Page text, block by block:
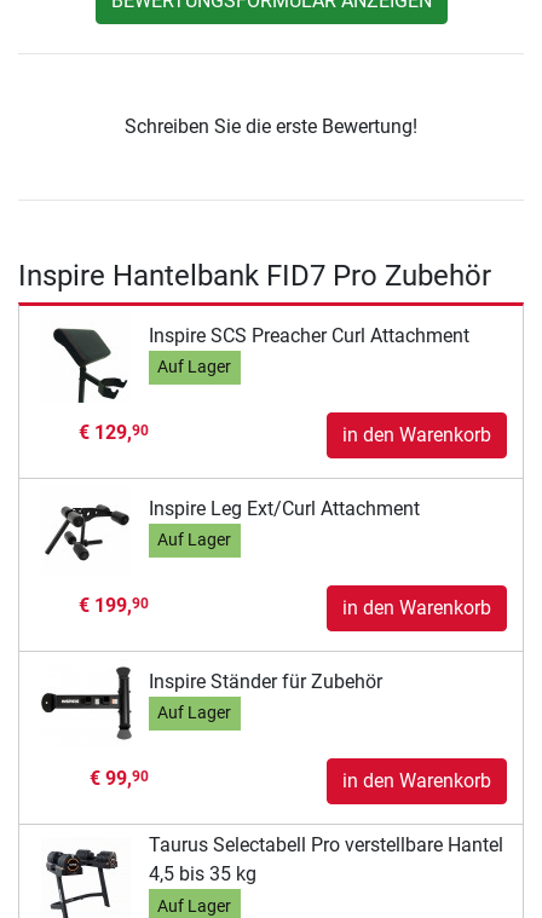
Schreiben Sie die erste Bewertung!
Inspire Hantelbank FID7 Pro Zubehör
Inspire SCS Preacher Curl Attachment
Auf Lager
€ 129,90 in den Warenkorb
Inspire Leg Ext/Curl Attachment
Auf Lager
€ 199,90 in den Warenkorb
Inspire Ständer für Zubehör
Auf Lager
€ 99,90 in den Warenkorb
Taurus Selectabell Pro verstellbare Hantel
4,5 bis 35 kg
Auf Lager